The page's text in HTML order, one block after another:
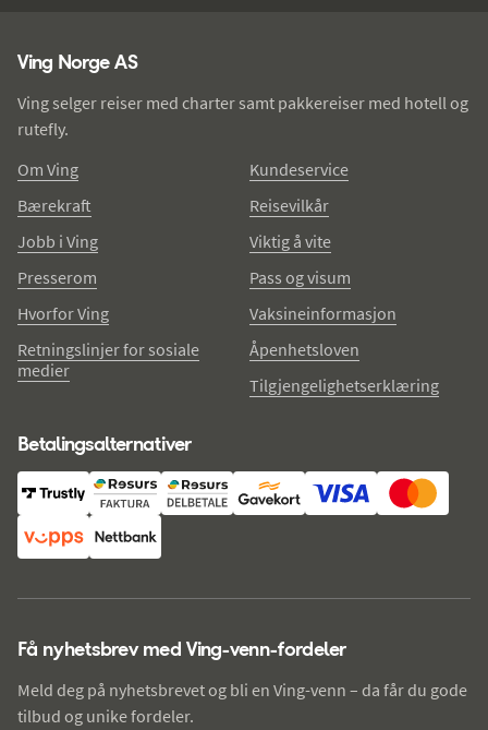
Ving Norge AS
Ving selger reiser med charter samt pakkereiser med hotell og
rutefly.
Om Ving
Bærekraft
Jobb i Ving
Presserom
Hvorfor Ving
Retningslinjer for sosiale
medier
Kundeservice
Reisevilkår
Viktig å vite
Pass og visum
Vaksineinformasjon
Åpenhetsloven
Tilgjengelighetserklæring
Betalingsalternativer
Få nyhetsbrev med Ving-venn-fordeler
Meld deg på nyhetsbrevet og bli en Ving-venn – da får du gode
tilbud og unike fordeler.